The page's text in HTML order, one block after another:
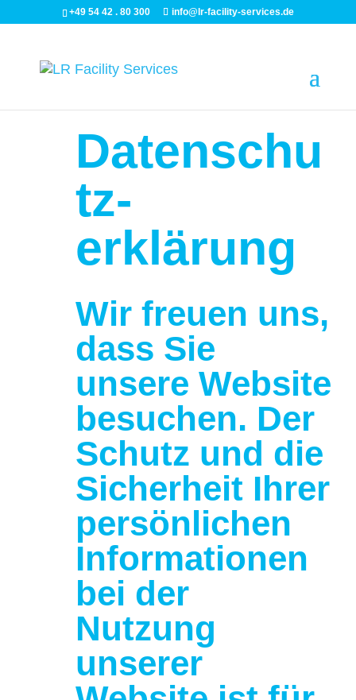
+49 54 42 . 80 300 info@lr-facility-services.de
Datenschu
tz­
erklärung
Wir freuen uns,
dass Sie
unsere Website
besuchen. Der
Schutz und die
Sicherheit Ihrer
persönlichen
Informationen
bei der
Nutzung
unserer